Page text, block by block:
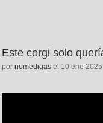
Este corgi solo
por nomedigas el 10 ene